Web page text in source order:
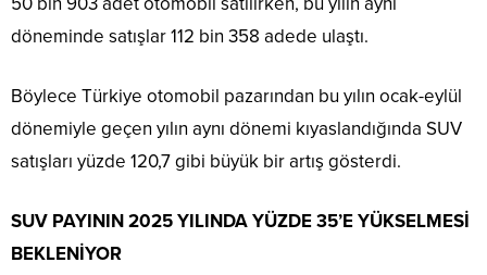
döneminde satışlar 112 bin 358 adede ulaştı.
Böylece Türkiye otomobil pazarından bu yılın ocak-eylül
dönemiyle geçen yılın aynı dönemi kıyaslandığında SUV
satışları yüzde 120,7 gibi büyük bir artış gösterdi.
SUV PAYININ 2025 YILINDA YÜZDE 35’E YÜKSELMESİ
BEKLENİYOR